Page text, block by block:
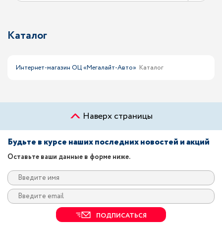
Каталог
Интернет-магазин ОЦ «Мегалайт-Авто» Каталог
Наверх страницы
Будьте в курсе наших последних новостей и акций
Оставьте ваши данные в форме ниже.
ПОДПИСАТЬСЯ